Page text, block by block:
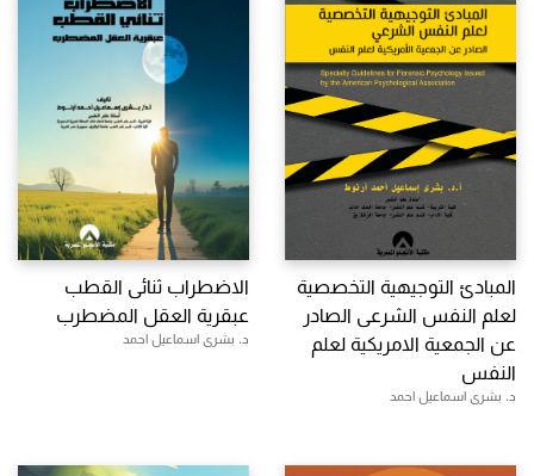
المبادئ التوجيهية التخصصية
لعلم النفس الشرعى الصادر
عن الجمعية الامريكية لعلم
النفس
د. بشرى اسماعيل احمد
الاضطراب ثنائى القطب
عبقرية العقل المضطرب
د. بشرى اسماعيل احمد